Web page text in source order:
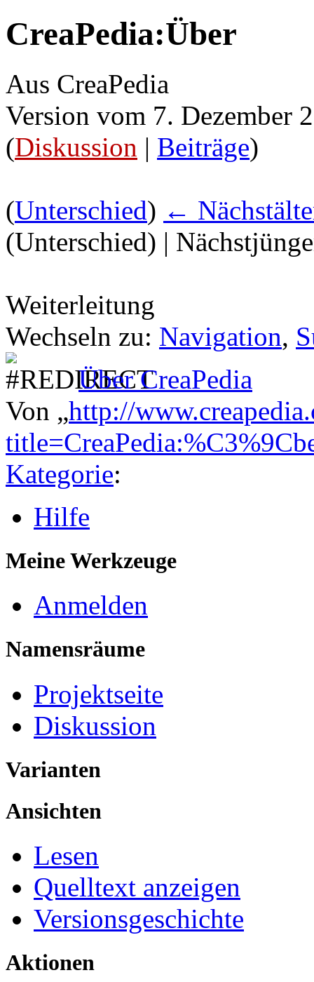
CreaPedia:Über
Aus CreaPedia
Version vom 7. Dezember
(Diskussion | Beiträge)
(Unterschied) ←
(Unterschied) |
Weiterleitung
Wechseln zu: Navigation,
Über CreaPedia
Von „http://
Kategorie:
Hilfe
Meine Werkzeuge
Anmelden
Namensräume
Projektseite
Diskussion
Varianten
Ansichten
Lesen
Quelltext anzeigen
Versionsgeschichte
Aktionen